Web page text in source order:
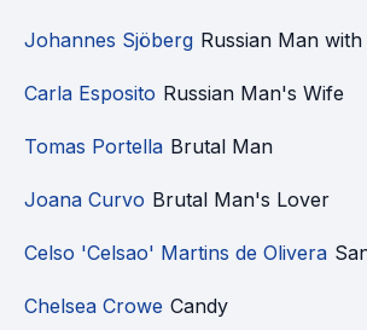
Johannes Sjöberg Russian Man with
Carla Esposito Russian Man's Wife
Tomas Portella Brutal Man
Joana Curvo Brutal Man's Lover
Celso 'Celsao' Martins de Olivera
Chelsea Crowe Candy